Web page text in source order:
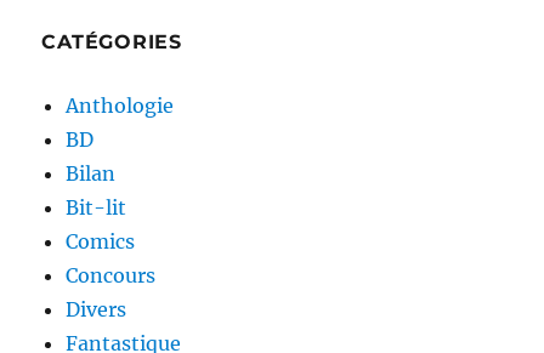
CATÉGORIES
Anthologie
BD
Bilan
Bit-lit
Comics
Concours
Divers
Fantastique